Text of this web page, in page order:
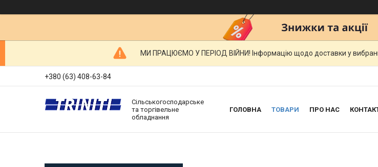
МИ ПРАЦЮЄМО У ПЕРІОД ВІЙНИ! Інформацію щодо доставки у
+380 (63) 408-63-84
Сільськогосподарське
та торгівельне
обладнання
ГОЛОВНА ТОВАРИ ПРО НАС